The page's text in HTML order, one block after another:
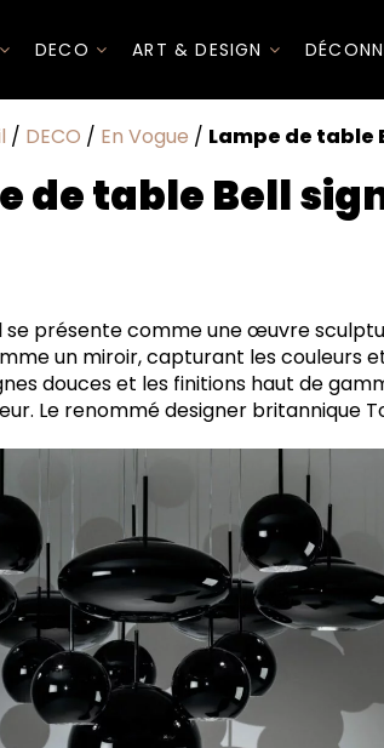
DECO ART & DESIGN
/ DECO / En Vogue / Lampe de table
de table Bell
et Innovations Internationales depuis
se présente comme une œuvre
un miroir, capturant les couleurs
douces et les finitions haut de
Le renommé designer britannique